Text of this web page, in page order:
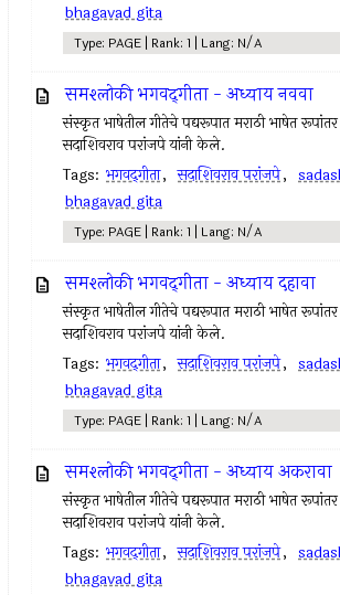
bhagavad gita
Type: PAGE | Rank: 1 | Lang: N/A
समश्लोकी भगवद्‌गीता - अध्याय नववा
संस्कृत भाषेतील गीतेचे पद्यरूपात मराठी भाषेत
सदाशिवराव परांजपे यांनी केले.
Tags: भगवद्‌गीता, सदाशिवराव परांजपे,
bhagavad gita
Type: PAGE | Rank: 1 | Lang: N/A
समश्लोकी भगवद्‌गीता - अध्याय दहावा
संस्कृत भाषेतील गीतेचे पद्यरूपात मराठी भाषेत
सदाशिवराव परांजपे यांनी केले.
Tags: भगवद्‌गीता, सदाशिवराव परांजपे,
bhagavad gita
Type: PAGE | Rank: 1 | Lang: N/A
समश्लोकी भगवद्‌गीता - अध्याय अकरावा
संस्कृत भाषेतील गीतेचे पद्यरूपात मराठी भाषेत
सदाशिवराव परांजपे यांनी केले.
Tags: भगवद्‌गीता, सदाशिवराव परांजपे,
bhagavad gita